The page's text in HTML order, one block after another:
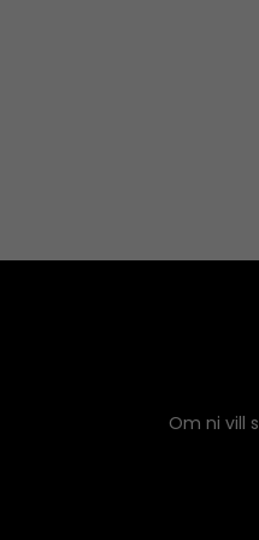
Om ni vill